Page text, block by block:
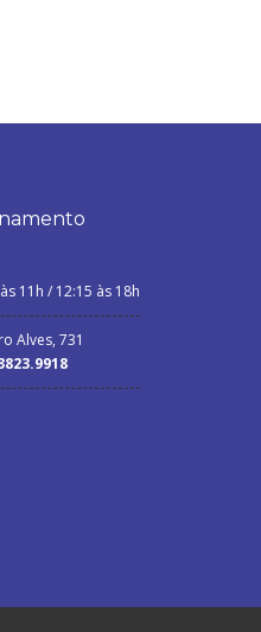
11h / 12:15 às 18h
Alves, 731